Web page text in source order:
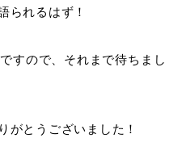
られるはず！
すので、それまで待ちまし
がとうございました！